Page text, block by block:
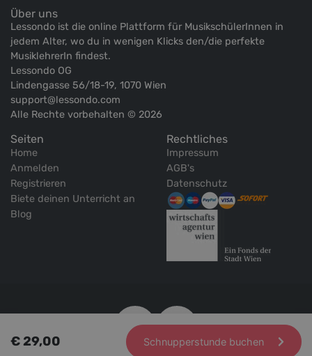
€ 29,00 Schnupperstunde buchen
Über uns
Lessondo ist die online Plattform für MusikschülerInnen in
jedem Alter, wo du in wenigen Klicks den/die perfekte
MusiklehrerIn findest.
Lessondo OG
Lindengasse 56/18-19, 1070 Wien
support@lessondo.com
Alle Rechte vorbehalten © 2026
Seiten
Home
Anmelden
Registrieren
Biete deinen Unterricht an
Blog
Rechtliches
Impressum
AGB's
Datenschutz